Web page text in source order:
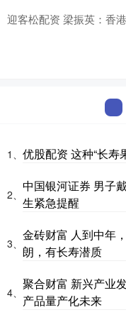
迎客松配资 梁振英：香
1、 优股配资 这种“长寿
2、
中国银河证券 男子
生紧急提醒
3、
金砖财富 人到中年
朗，有长寿潜质
4、
聚合财富 新兴产业
产品量产化未来